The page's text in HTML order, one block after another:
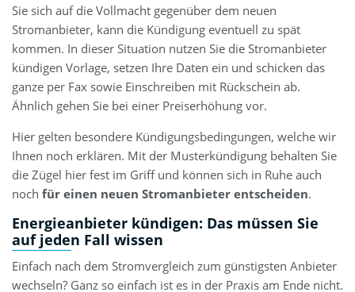
Sie sich auf die Vollmacht gegenüber dem neuen
Stromanbieter, kann die Kündigung eventuell zu spät
kommen. In dieser Situation nutzen Sie die Stromanbieter
kündigen Vorlage, setzen Ihre Daten ein und schicken das
ganze per Fax sowie Einschreiben mit Rückschein ab.
Ähnlich gehen Sie bei einer Preiserhöhung vor.
Hier gelten besondere Kündigungsbedingungen, welche wir
Ihnen noch erklären. Mit der Musterkündigung behalten Sie
die Zügel hier fest im Griff und können sich in Ruhe auch
noch für einen neuen Stromanbieter entscheiden.
Energieanbieter kündigen: Das müssen Sie
auf jeden Fall wissen
Einfach nach dem Stromvergleich zum günstigsten Anbieter
wechseln? Ganz so einfach ist es in der Praxis am Ende nicht.